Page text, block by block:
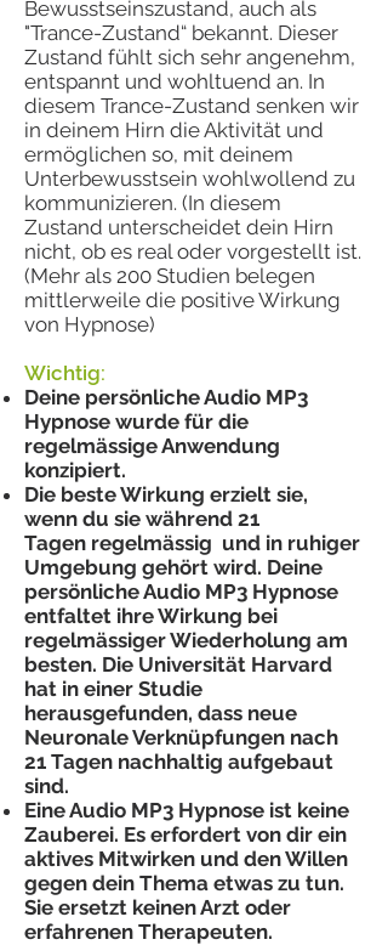
Bewusstseinszustand, auch als
"Trance-Zustand“ bekannt. Dieser
Zustand fühlt sich sehr angenehm,
entspannt und wohltuend an. In
diesem Trance-Zustand senken wir
in deinem Hirn die Aktivität und
ermöglichen so, mit deinem
Unterbewusstsein wohlwollend zu
kommunizieren. (In diesem
Zustand unterscheidet dein Hirn
nicht, ob es real oder vorgestellt ist.
(Mehr als 200 Studien belegen
mittlerweile die positive Wirkung
von Hypnose)
Wichtig:
Deine persönliche Audio MP3
Hypnose wurde für die
regelmässige Anwendung
konzipiert.
Die beste Wirkung erzielt sie,
wenn du sie während 21
Tagen regelmässig und in ruhiger
Umgebung gehört wird. Deine
persönliche Audio MP3 Hypnose
entfaltet ihre Wirkung bei
regelmässiger Wiederholung am
besten. Die Universität Harvard
hat in einer Studie
herausgefunden, dass neue
Neuronale Verknüpfungen nach
21 Tagen nachhaltig aufgebaut
sind.
Eine Audio MP3 Hypnose ist keine
Zauberei. Es erfordert von dir ein
aktives Mitwirken und den Willen
gegen dein Thema etwas zu tun.
Sie ersetzt keinen Arzt oder
erfahrenen Therapeuten.